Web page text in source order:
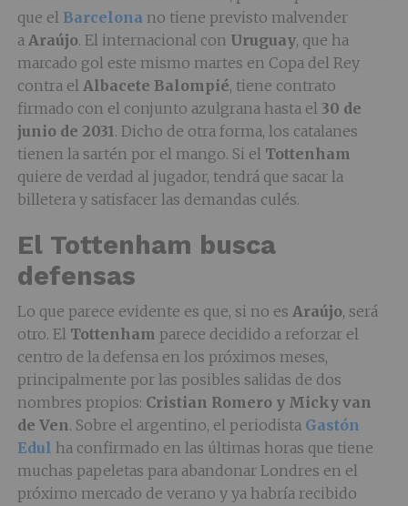
que el Barcelona no tiene previsto malvender
a Araújo. El internacional con Uruguay, que ha
marcado gol este mismo martes en Copa del Rey
contra el Albacete Balompié, tiene contrato
firmado con el conjunto azulgrana hasta el 30 de
junio de 2031. Dicho de otra forma, los catalanes
tienen la sartén por el mango. Si el Tottenham
quiere de verdad al jugador, tendrá que sacar la
billetera y satisfacer las demandas culés.
El Tottenham busca
defensas
Lo que parece evidente es que, si no es Araújo, será
otro. El Tottenham parece decidido a reforzar el
centro de la defensa en los próximos meses,
principalmente por las posibles salidas de dos
nombres propios: Cristian Romero y Micky van
de Ven. Sobre el argentino, el periodista Gastón
Edul ha confirmado en las últimas horas que tiene
muchas papeletas para abandonar Londres en el
próximo mercado de verano y ya habría recibido